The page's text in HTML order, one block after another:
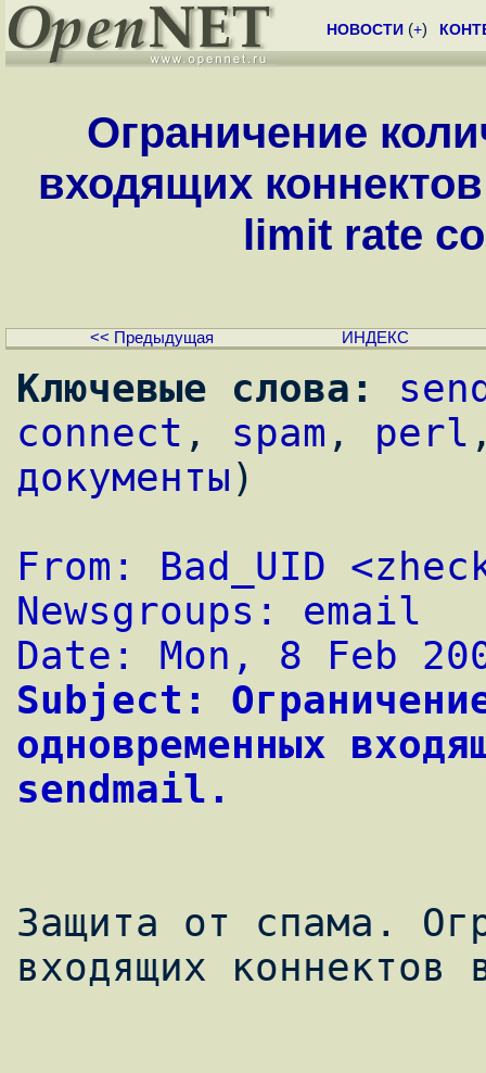
НОВОСТИ (+)
Ограничение
входящих
limit rate
<< Предыдущая ИНДЕКС
Ключевые слова:
connect , spam , perl
документы)
From: Bad_UID <
Newsgroups: email
Date: Mon, 8 Feb
Subject:
одновременных
sendmail.
Защита от спама.
входящих